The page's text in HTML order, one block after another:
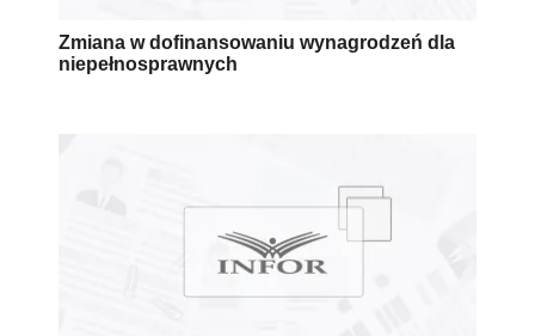
Zmiana w dofinansowaniu wynagrodzeń dla
niepełnosprawnych